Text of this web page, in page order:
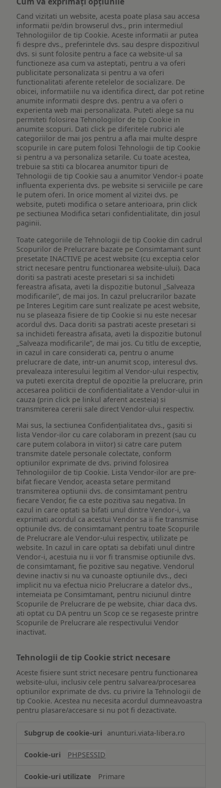
Cand vizitati un website, acesta poate plasa sau accesa
informatii pe/din browserul dvs., prin intermediul
Tehnologiilor de tip Cookie. Aceste informatii ar putea
fi despre dvs., preferintele dvs. sau despre dispozitivul
dvs. si sunt folosite pentru a face ca website-ul sa
functioneze asa cum va asteptati, pentru a va oferi
publicitate personalizata si pentru a va oferi
functionalitati aferente retelelor de socializare. De
obicei, informatiile nu va identifica direct, dar pot retine
anumite informatii despre dvs. pentru a va oferi o
experienta web mai personalizata. Puteti alege sa nu
permiteti folosirea Tehnologiilor de tip Cookie in
anumite scopuri. Dati click pe diferitele rubrici ale
categoriilor de mai jos pentru a afla mai multe despre
scopurile in care putem folosi Tehnologii de tip Cookie
si pentru a va personaliza setarile. Cu toate acestea,
trebuie sa stiti ca blocarea anumitor tipuri de
Tehnologii de tip Cookie sau a anumitor Vendor-i poate
influenta experienta dvs. pe website si serviciile pe care
le putem oferi. In orice moment al vizitei dvs. pe
website, puteti modifica o setare anterioara, prin click
pe sectiunea Modifica setari confidentialitate, din josul
paginii.
Toate categoriile de Tehnologii de tip Cookie din cadrul
Scopurilor de Prelucrare bazate pe Consimtamant sunt
presetate INACTIVE pe acest website (cu exceptia celor
strict necesare pentru functionarea website-ului). Daca
doriti sa pastrati aceste presetari si sa inchideti
fereastra afisata, aveti la dispozitie butonul „Salveaza
modificarile”, de mai jos. In cazul prelucrarilor bazate
pe Interes Legitim care sunt realizate pe acest website,
nu se plaseaza fisiere de tip Cookie si nu este necesar
acordul dvs. Daca doriti sa pastrati aceste presetari si
sa inchideti fereastra afisata, aveti la dispozitie butonul
„Salveaza modificarile”, de mai jos. Cu titlu de exceptie,
in cazul in care considerati ca, pentru o anume
prelucrare de date, intr-un anumit scop, interesul dvs.
prevaleaza interesului legitim al Vendor-ului respectiv,
va puteti exercita dreptul de opozitie la prelucrare, prin
accesarea politicii de confidentialitate a Vendor-ului in
cauza (prin click pe linkul aferent acesteia) si
transmiterea cererii sale direct Vendor-ului respectiv.
Mai sus, la sectiunea Confidențialitatea dvs., gasiti si
lista Vendor-ilor cu care colaboram in prezent (sau cu
care putem colabora in viitor) si catre care putem
transmite datele personale colectate, conform
optiunilor exprimate de dvs. privind folosirea
Tehnologiilor de tip Cookie. Lista Vendor-ilor are pre-
bifat fiecare Vendor, aceasta setare permitand
transmiterea optiunii dvs. de consimtamant pentru
fiecare Vendor, fie ca este pozitiva sau negativa. In
cazul in care optati sa bifati unul dintre Vendor-i, va
exprimati acordul ca acestui Vendor sa ii fie transmise
optiunile dvs. de consimtamant pentru toate Scopurile
de Prelucrare ale Vendor-ului respectiv, utilizate pe
website. In cazul in care optati sa debifati unul dintre
Vendor-i, acestuia nu ii vor fi transmise optiunile dvs.
de consimtamant, fie pozitive sau negative. Vendorul
devine inactiv si nu va cunoaste optiunile dvs., deci
implicit nu va efectua nicio Prelucrare a datelor dvs.,
intemeiata pe Consimtamant, pentru niciunul dintre
Scopurile de Prelucrare de pe website, chiar daca dvs.
ati optat cu DA pentru un Scop ce se regaseste printre
Scopurile de Prelucrare ale respectivului Vendor
inactivat.
Tehnologii de tip Cookie strict necesare
Aceste fisiere sunt strict necesare pentru functionarea
website-ului, inclusiv cele pentru salvarea/procesarea
optiunilor exprimate de dvs. cu privire la Tehnologii de
tip Cookie. Acestea nu necesita acordul dumneavoastra
pentru plasare/accesare si nu pot fi dezactivate.
de
Cookie
necesare
anunturi.viata-libera.ro
PHPSESSID
Primare